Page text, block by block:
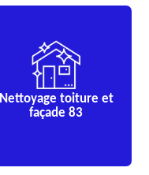
Nettoyage toiture et
façade 83